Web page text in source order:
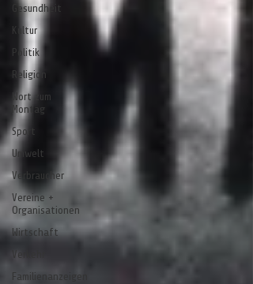
Gesundheit
Kultur
Politik
Religion
Wort zum
Montag
Sport
Umwelt
Verbraucher
Vereine +
Organisationen
Wirtschaft
Verkehr
Familienanzeigen